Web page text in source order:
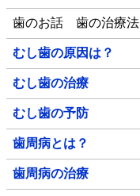
歯のお話 歯の治療法
むし歯の原因は？
むし歯の治療
むし歯の予防
歯周病とは？
歯周病の治療